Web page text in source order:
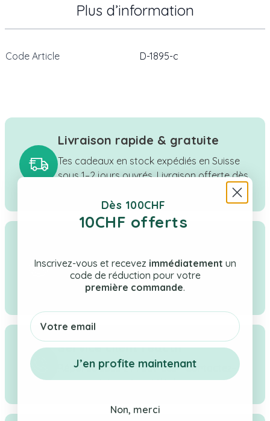
Plus d’information
Code Article D-1895-c
Livraison rapide & gratuite
Tes cadeaux en stock expédiés en Suisse
sous 1–2 jours ouvrés. Livraison offerte dès
Boutique suisse à taille humaine, une
sélection rigoureuse de cadeaux pour
bébé, enfant & maman.
Service client réactif
Réponse sous 24h ouvrées - Contactez-
nous par WhatsApp, téléphone ou e-mail.
Dès 100CHF
10CHF offerts
Inscrivez-vous et recevez immédiatement un
code de réduction pour votre
première commande.
Email
J’en profite maintenant
Non, merci